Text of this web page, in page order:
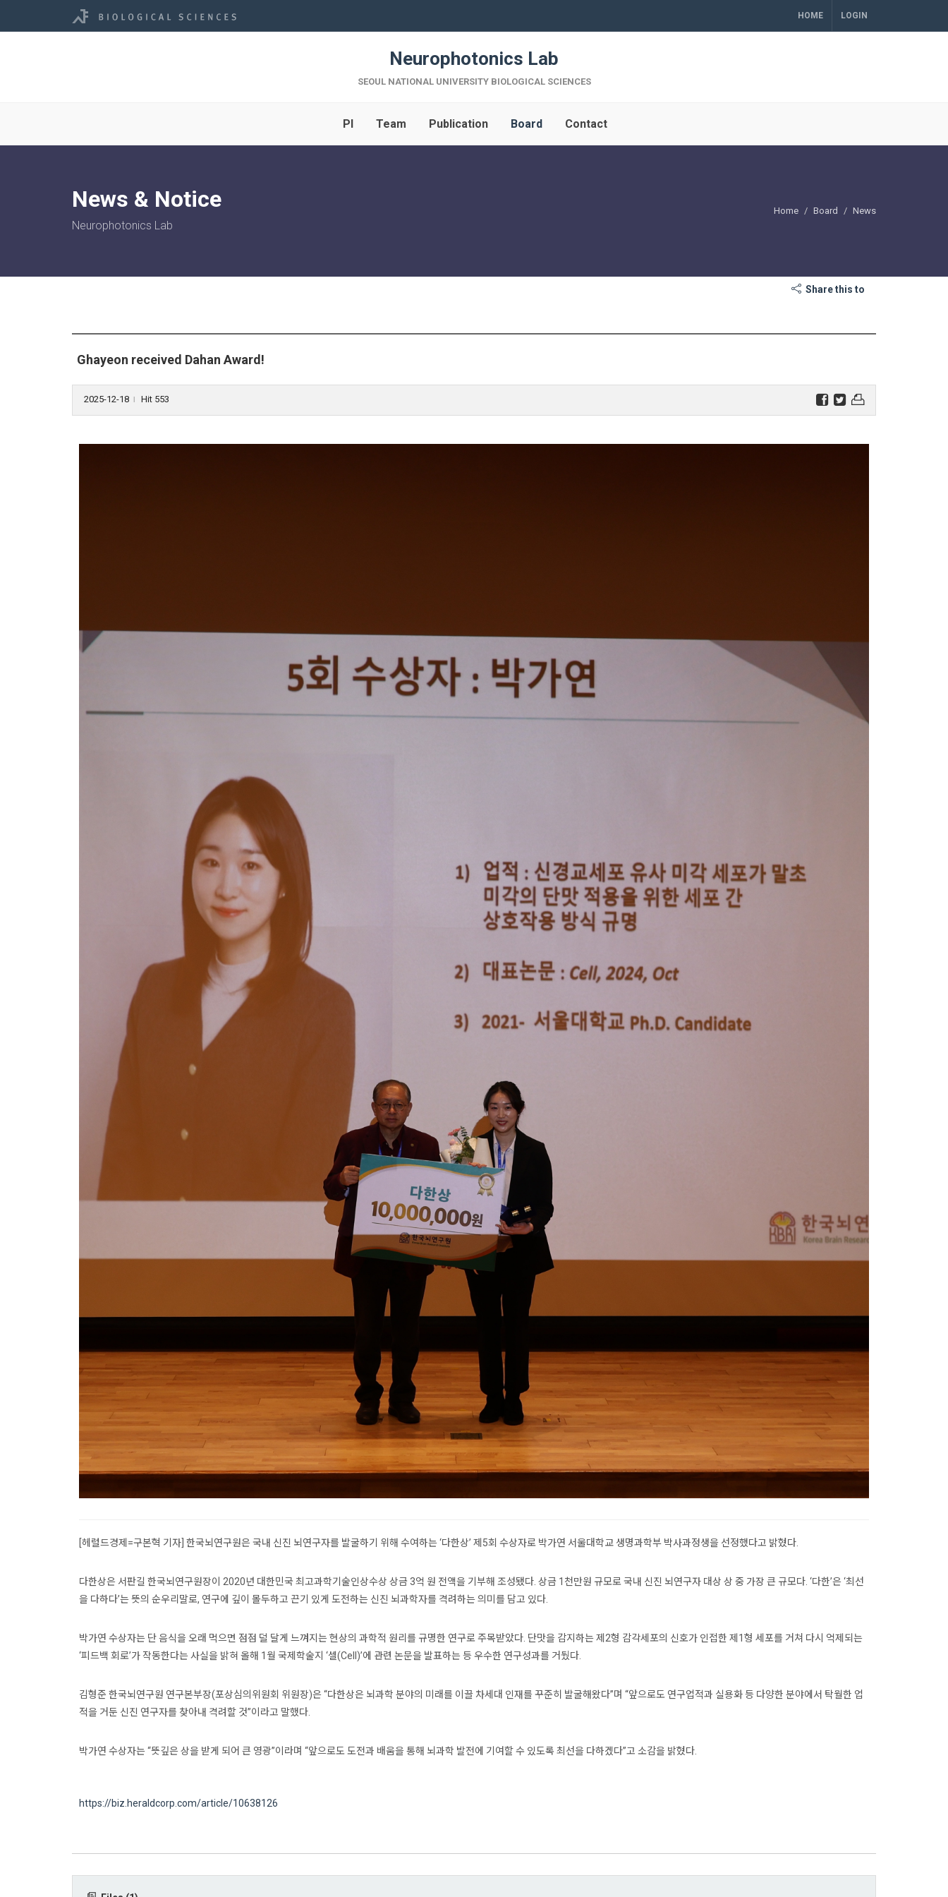
HOME LOGIN
Neurophotonics Lab
SEOUL NATIONAL UNIVERSITY BIOLOGICAL SCIENCES
PI Team Publication Board Contact
News & Notice
Neurophotonics Lab
Home Board News
Share this to
Ghayeon received Dahan Award!
2025-12-18 l Hit 553
[헤럴드경제=구본혁 기자] 한국뇌연구원은 국내 신진 뇌연구자를 발굴하기 위해 수여하는 ‘다한상’ 제5회 수상자로 박가연 서울대학교 생명과학부 박사과정생을 선정했다고 밝혔다.
다한상은 서판길 한국뇌연구원장이 2020년 대한민국 최고과학기술인상수상 상금 3억 원 전액을 기부해 조성됐다. 상금 1천만원 규모로 국내 신진 뇌연구자 대상 상 중 가장 큰 규모다. ‘다한’은 ‘최선
을 다하다’는 뜻의 순우리말로, 연구에 깊이 몰두하고 끈기 있게 도전하는 신진 뇌과학자를 격려하는 의미를 담고 있다.
박가연 수상자는 단 음식을 오래 먹으면 점점 덜 달게 느껴지는 현상의 과학적 원리를 규명한 연구로 주목받았다. 단맛을 감지하는 제2형 감각세포의 신호가 인접한 제1형 세포를 거쳐 다시 억제되는
‘피드백 회로’가 작동한다는 사실을 밝혀 올해 1월 국제학술지 ‘셀(Cell)’에 관련 논문을 발표하는 등 우수한 연구성과를 거뒀다.
김형준 한국뇌연구원 연구본부장(포상심의위원회 위원장)은 “다한상은 뇌과학 분야의 미래를 이끌 차세대 인재를 꾸준히 발굴해왔다”며 “앞으로도 연구업적과 실용화 등 다양한 분야에서 탁월한 업
적을 거둔 신진 연구자를 찾아내 격려할 것”이라고 말했다.
박가연 수상자는 “뜻깊은 상을 받게 되어 큰 영광”이라며 “앞으로도 도전과 배움을 통해 뇌과학 발전에 기여할 수 있도록 최선을 다하겠다”고 소감을 밝혔다.
https://biz.heraldcorp.com/article/10638126